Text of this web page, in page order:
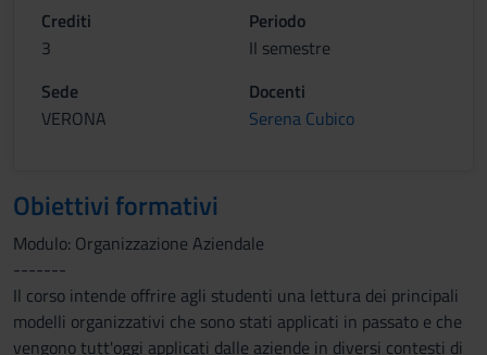
Crediti
3
Periodo
II semestre
Sede
VERONA
Docenti
Serena Cubico
Obiettivi formativi
Modulo: Organizzazione Aziendale
-------
Il corso intende offrire agli studenti una lettura dei principali
modelli organizzativi che sono stati applicati in passato e che
vengono tutt'oggi applicati dalle aziende in diversi contesti di